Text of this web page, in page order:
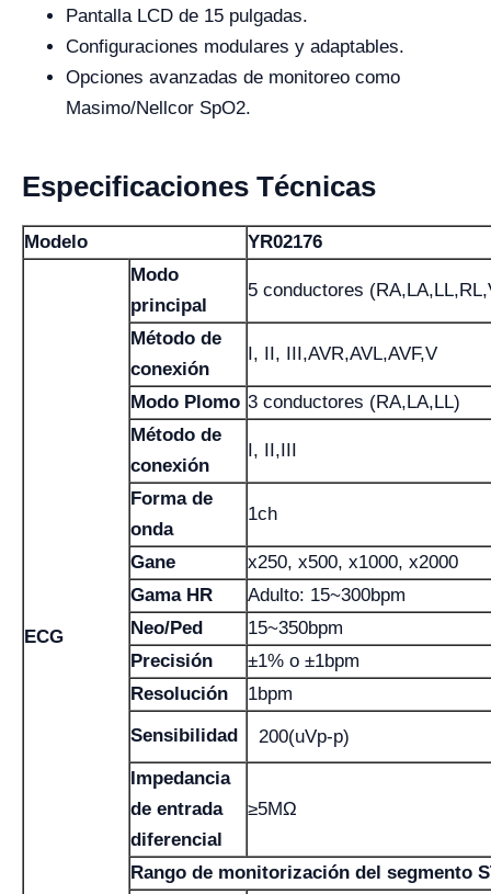
Pantalla LCD de 15 pulgadas.
Configuraciones modulares y adaptables.
Opciones avanzadas de monitoreo como
Masimo/Nellcor SpO2.
Especificaciones Técnicas
Modelo YR02176
ECG
Modo
principal
5 conductores
Método de
conexión
I, II, III,AVR,AVL,AVF,V
Modo Plomo 3 conductores (RA,LA,LL)
Método de
conexión
I, II,III
Forma de
onda
1ch
Gane
x250, x500, x1000, x2000
Gama HR
Adulto: 15~300bpm
Neo/Ped
15~350bpm
Precisión
±1% o ±1bpm
Resolución
1bpm
Sensibilidad
200(uVp-p)
Impedancia
de entrada
diferencial
≥5MΩ
Rango de monitorización del segmento